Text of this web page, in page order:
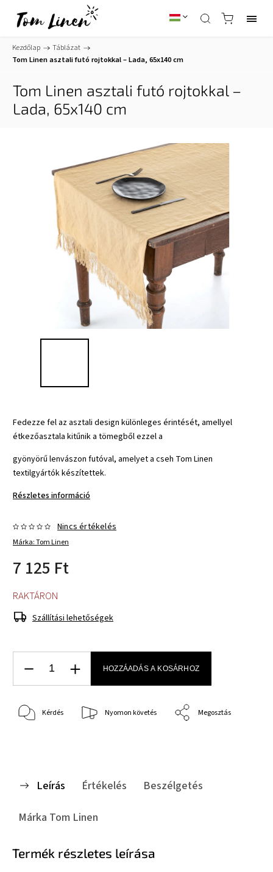
Kezdőlap / Táblázat /
Tom Linen asztali futó rojtokkal – Lada, 65x140 cm
Tom Linen asztali futó rojtokkal –
Lada, 65x140 cm
Fedezze fel az asztali design különleges érintését, amellyel
étkezőasztala kitűnik a tömegből ezzel a
gyönyörű lenvászon futóval, amelyet a cseh Tom Linen
textilgyártók készítettek.
Részletes információ
Márka:Tom Linen
Nincs értékelés
7 125 Ft
RAKTÁRON
Szállítási lehetőségek
HOZZÁADÁS A KOSÁRHOZ
Kérdés Nyomon követés Megosztás
Leírás Értékelés
Beszélgetés
Márka Tom Linen
Termék részletes leírása